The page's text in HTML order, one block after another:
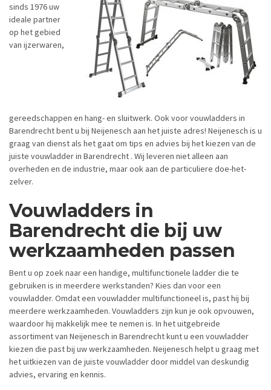
sinds 1976 uw
ideale partner
op het gebied
van ijzerwaren,
gereedschappen en hang- en sluitwerk. Ook voor vouwladders in
Barendrecht bent u bij Neijenesch aan het juiste adres! Neijenesch is u
graag van dienst als het gaat om tips en advies bij het kiezen van de
juiste vouwladder in Barendrecht . Wij leveren niet alleen aan
overheden en de industrie, maar ook aan de particuliere doe-het-
zelver.
Vouwladders in
Barendrecht die bij uw
werkzaamheden passen
Bent u op zoek naar een handige, multifunctionele ladder die te
gebruiken is in meerdere werkstanden? Kies dan voor een
vouwladder. Omdat een vouwladder multifunctioneel is, past hij bij
meerdere werkzaamheden. Vouwladders zijn kun je ook opvouwen,
waardoor hij makkelijk mee te nemen is. In het uitgebreide
assortiment van Neijenesch in Barendrecht kunt u een vouwladder
kiezen die past bij uw werkzaamheden. Neijenesch helpt u graag met
het uitkiezen van de juiste vouwladder door middel van deskundig
advies, ervaring en kennis.